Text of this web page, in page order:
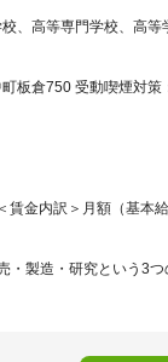
、高等専門学校、高等
板倉750 受動喫煙対
賃金内訳＞月額（基本
・製造・研究という3